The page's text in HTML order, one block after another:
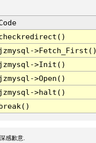
jzmysql-
jzmysql->Init()
jzmysql->Open()
jzmysql->halt()
感歉意.